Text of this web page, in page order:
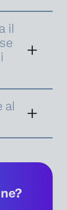
da
il
al